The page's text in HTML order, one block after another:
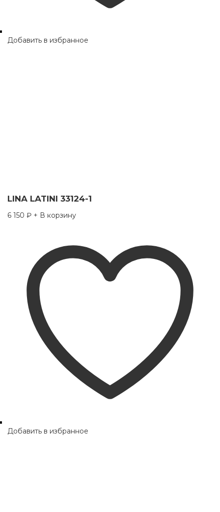
Добавить в избранное
LINA LATINI 33124-1
6 150 ₽ + В корзину
Добавить в избранное